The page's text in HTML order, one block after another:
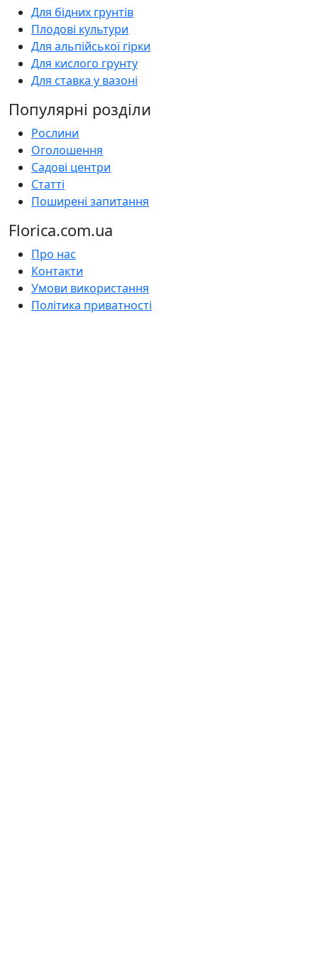
Для бідних грунтів
Плодові культури
Для альпійської гірки
Для кислого грунту
Для ставка у вазоні
Популярні розділи
Рослини
Оголошення
Садові центри
Статті
Поширені запитання
Florica.com.ua
Про нас
Контакти
Умови використання
Політика приватності